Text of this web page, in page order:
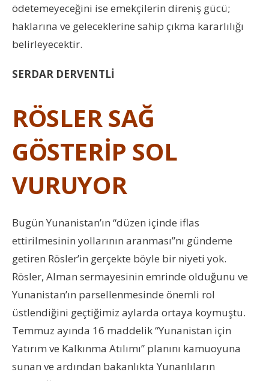
ödetemeyeceğini ise emekçilerin direniş gücü;
haklarına ve geleceklerine sahip çıkma kararlılığı
belirleyecektir.
SERDAR DERVENTLİ
RÖSLER SAĞ
GÖSTERİP SOL
VURUYOR
Bugün Yunanistan’ın “düzen içinde iflas
ettirilmesinin yollarının aranması”nı gündeme
getiren Rösler’in gerçekte böyle bir niyeti yok.
Rösler, Alman sermayesinin emrinde olduğunu ve
Yunanistan’ın parsellenmesinde önemli rol
üstlendiğini geçtiğimiz aylarda ortaya koymuştu.
Temmuz ayında 16 maddelik “Yunanistan için
Yatırım ve Kalkınma Atılımı” planını kamuoyuna
sunan ve ardından bakanlıkta Yunanlıların